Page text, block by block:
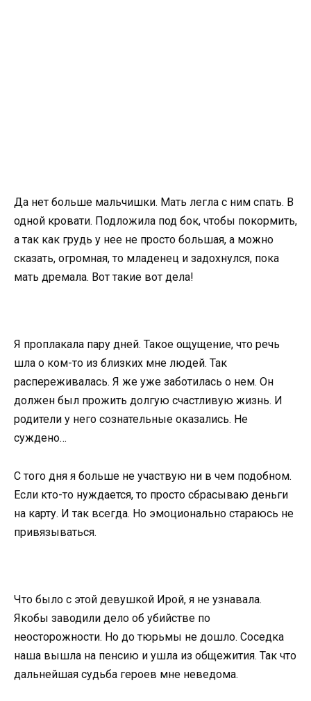
Да нет больше мальчишки. Мать легла с ним спать. В
одной кровати. Подложила под бок, чтобы покормить,
а так как грудь у нее не просто большая, а можно
сказать, огромная, то младенец и задохнулся, пока
мать дремала. Вот такие вот дела!
Я проплакала пару дней. Такое ощущение, что речь
шла о ком-то из близких мне людей. Так
распереживалась. Я же уже заботилась о нем. Он
должен был прожить долгую счастливую жизнь. И
родители у него сознательные оказались. Не
суждено…
С того дня я больше не участвую ни в чем подобном.
Если кто-то нуждается, то просто сбрасываю деньги
на карту. И так всегда. Но эмоционально стараюсь не
привязываться.
Что было с этой девушкой Ирой, я не узнавала.
Якобы заводили дело об убийстве по
неосторожности. Но до тюрьмы не дошло. Соседка
наша вышла на пенсию и ушла из общежития. Так что
дальнейшая судьба героев мне неведома.